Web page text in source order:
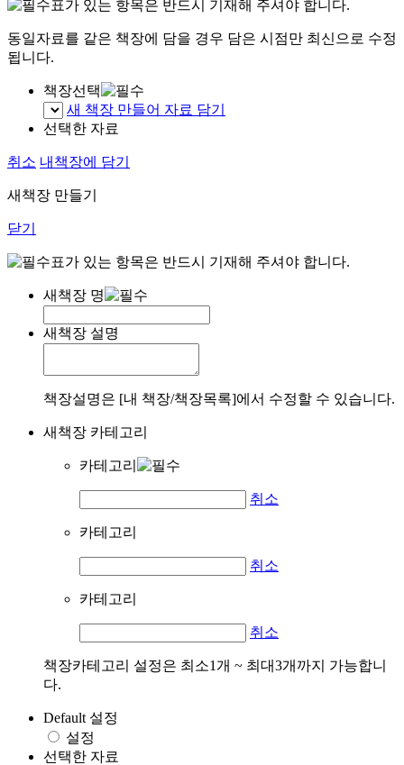
표가 있는 항목은 반드시 기재해 주셔야 합니다.
동일자료를 같은 책장에 담을 경우 담은 시점만 최신으로 수정
됩니다.
책장선택
새 책장 만들어 자료 담기
선택한 자료
취소 내책장에 담기
새책장 만들기
닫기
표가 있는 항목은 반드시 기재해 주셔야 합니다.
새책장 명
새책장 설명
책장설명은 [내 책장/책장목록]에서 수정할 수 있습니다.
새책장 카테고리
카테고리
취소
카테고리
취소
카테고리
취소
책장카테고리 설정은 최소1개 ~ 최대3개까지 가능합니
다.
Default 설정
설정
선택한 자료